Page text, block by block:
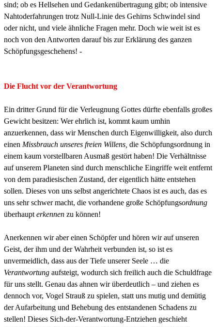
sind; ob es Hellsehen und Gedankenübertragung gibt; ob intensive
Nahtoderfahrungen trotz Null-Linie des Gehirns Schwindel sind
oder nicht, und viele ähnliche Fragen mehr. Doch wie weit ist es
noch von den Antworten darauf bis zur Erklärung des ganzen
Schöpfungsgeschehens! -
Die Flucht vor der Verantwortung
Ein dritter Grund für die Verleugnung Gottes dürfte ebenfalls großes
Gewicht besitzen: Wer ehrlich ist, kommt kaum umhin
anzuerkennen, dass wir Menschen durch Eigenwilligkeit, also durch
einen Missbrauch unseres freien Willens, die Schöpfungsordnung in
einem kaum vorstellbaren Ausmaß gestört haben! Die Verhältnisse
auf unserem Planeten sind durch menschliche Eingriffe weit entfernt
von dem paradiesischen Zustand, der eigentlich hätte entstehen
sollen. Dieses von uns selbst angerichtete Chaos ist es auch, das es
uns sehr schwer macht, die vorhandene große Schöpfungsordnung
überhaupt erkennen zu können!
Anerkennen wir aber einen Schöpfer und hören wir auf unseren
Geist, der ihm und der Wahrheit verbunden ist, so ist es
unvermeidlich, dass aus der Tiefe unserer Seele … die
Verantwortung aufsteigt, wodurch sich freilich auch die Schuldfrage
für uns stellt. Genau das ahnen wir überdeutlich – und ziehen es
dennoch vor, Vogel Strauß zu spielen, statt uns mutig und demütig
der Aufarbeitung und Behebung des entstandenen Schadens zu
stellen! Dieses Sich-der-Verantwortung-Entziehen geschieht